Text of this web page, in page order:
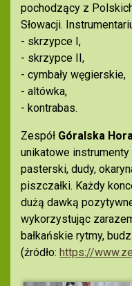
pochodzący z
Słowacji.
- skrzypce I,
- skrzypce II,
- cymbały węgierskie,
- altówka,
- kontrabas.
Zespół Góralska
unikatowe
pasterski, dudy,
piszczałki. Każdy
dużą dawką
wykorzystując
bałkańskie rytmy,
(źródło: https://